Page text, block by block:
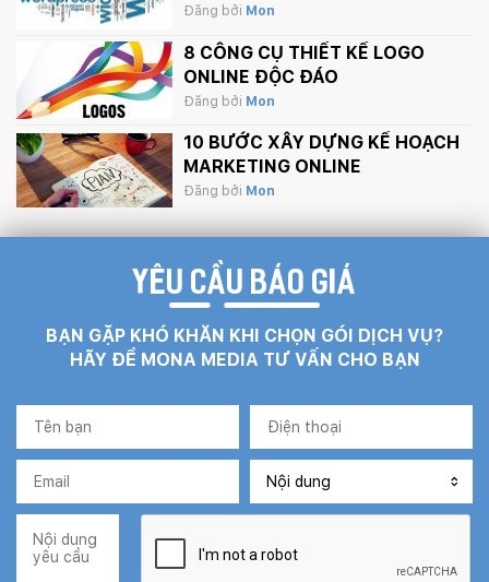
Đăng bởi Mon
8 CÔNG CỤ THIẾT KẾ LOGO
ONLINE ĐỘC ĐÁO
Đăng bởi Mon
10 BƯỚC XÂY DỰNG KẾ HOẠCH
MARKETING ONLINE
Đăng bởi Mon
YÊU CẦU BÁO GIÁ
BẠN GẶP KHÓ KHĂN KHI CHỌN GÓI DỊCH VỤ?
HÃY ĐỂ MONA MEDIA TƯ VẤN CHO BẠN